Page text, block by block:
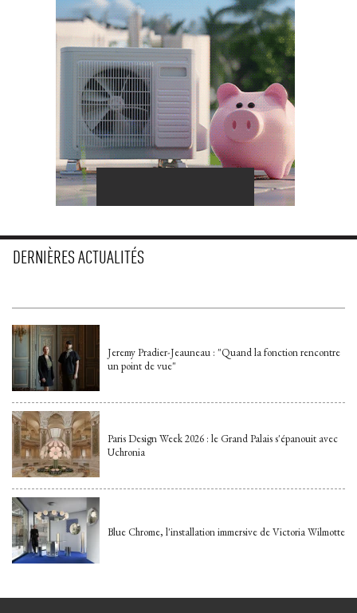
DERNIÈRES ACTUALITÉS
Jeremy Pradier-Jeauneau : "Quand la fonction rencontre
un point de vue"
Paris Design Week 2026 : le Grand Palais s'épanouit avec
Uchronia
Blue Chrome, l'installation immersive de Victoria Wilmotte